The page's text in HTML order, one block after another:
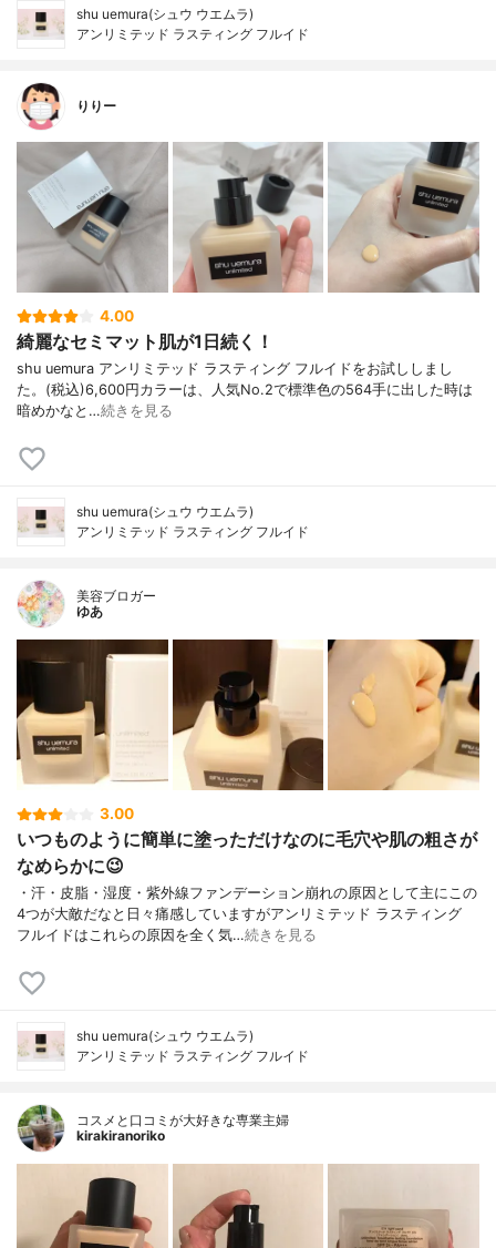
shu uemura(シュウ ウエムラ)
アンリミテッド ラスティング フルイド
りりー
4.00
綺麗なセミマット肌が1日続く！
shu uemura アンリミテッド ラスティング フルイドをお試ししまし
た。(税込)6,600円カラーは、人気No.2で標準色の564手に出した時は
暗めかなと…続きを見る
shu uemura(シュウ ウエムラ)
アンリミテッド ラスティング フルイド
美容ブロガー
ゆあ
3.00
いつものように簡単に塗っただけなのに毛穴や肌の粗さが
なめらかに😉
・汗・皮脂・湿度・紫外線ファンデーション崩れの原因として主にこの
4つが大敵だなと日々痛感していますがアンリミテッド ラスティング
フルイドはこれらの原因を全く気…続きを見る
shu uemura(シュウ ウエムラ)
アンリミテッド ラスティング フルイド
コスメと口コミが大好きな専業主婦
kirakiranoriko